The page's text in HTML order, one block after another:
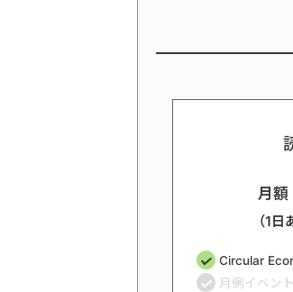
月額
（1
Circular
月例イベン